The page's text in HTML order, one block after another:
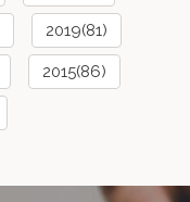
2019(81)
2015(86)